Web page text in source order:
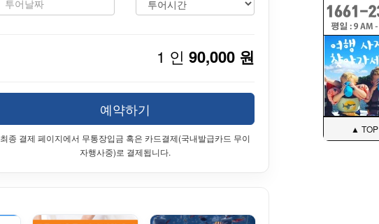
1 인 90,000 원
예약하기
최종 결제 페이지에서 무통장입금 혹은 카드결제(국내발급카드 무이
자행사중)로 결제됩니다.
▲ TOP